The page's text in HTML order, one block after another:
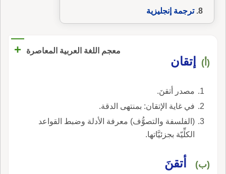
ترجمة إنجليزية
معجم اللغة العربية المعاصرة +
(أ) إتقان
مصدر أتقنَ.
في غاية الإتقان: بمنتهى الدقة.
(الفلسفة والتصوُّف) معرفة الأدلة وضبط القواعد
الكلِّيّة بجزئيَّاتها.
(ب) أتقنَ